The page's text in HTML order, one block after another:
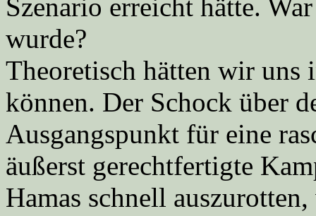
Szenario erreicht hätte.
wurde?
Theoretisch hätten wir uns
können. Der Schock über
Ausgangspunkt für eine
äußerst gerechtfertigte
Hamas schnell